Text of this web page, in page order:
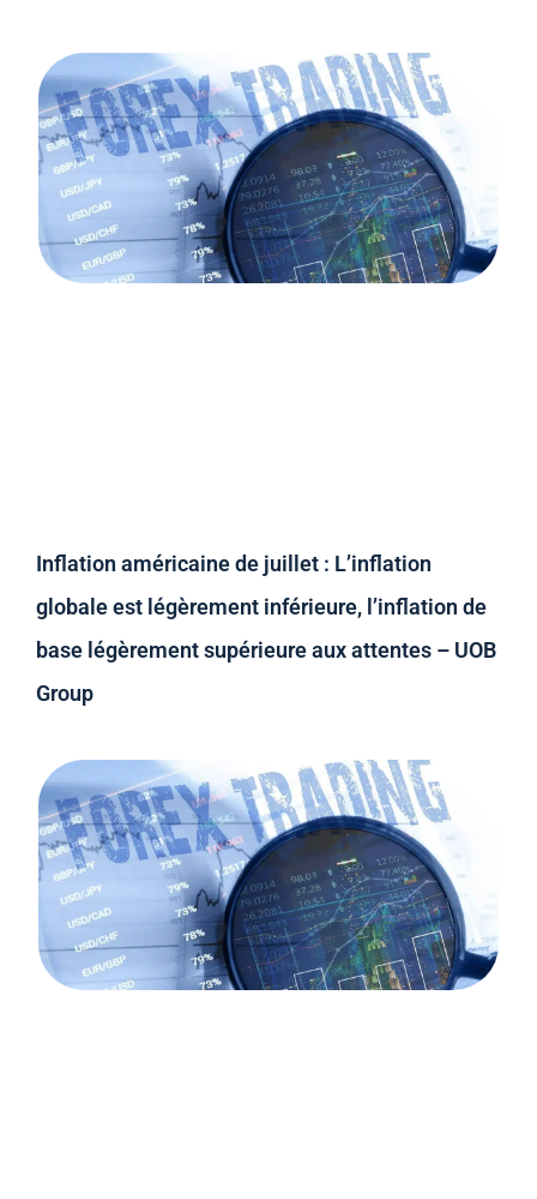
Inflation américaine de juillet : L’inflation
globale est légèrement inférieure, l’inflation de
base légèrement supérieure aux attentes – UOB
Group